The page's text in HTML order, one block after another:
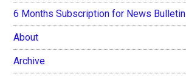
6 Months Subscription for News Bulletin
About
Archive